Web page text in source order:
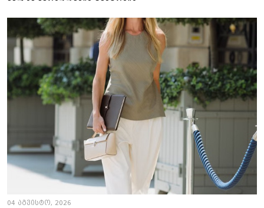
04 აგვისტო, 2026